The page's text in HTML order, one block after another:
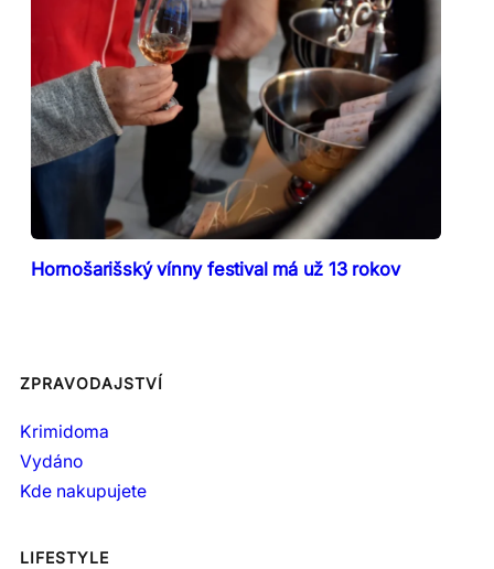
Hornošarišský vínny festival má už 13 rokov
ZPRAVODAJSTVÍ
Krimidoma
Vydáno
Kde nakupujete
LIFESTYLE